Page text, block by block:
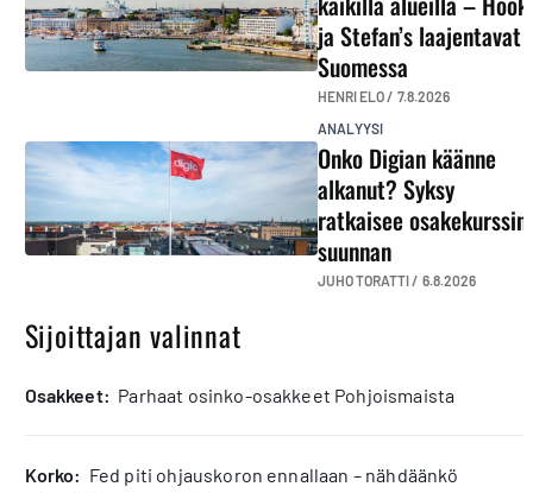
ja Stefan’s laajentavat
Suomessa
HENRI ELO / 7.8.2026
ANALYYSI
Onko Digian käänne
alkanut? Syksy
ratkaisee osakekurssin
suunnan
JUHO TORATTI / 6.8.2026
Sijoittajan valinnat
osakkeet: Parhaat osinko-osakkeet Pohjoismaista
korko: Fed piti ohjauskoron ennallaan – nähdäänkö